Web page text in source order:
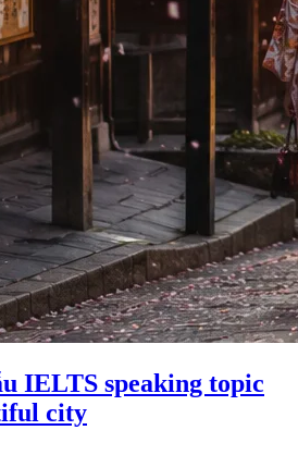
IELTS speaking topic
city